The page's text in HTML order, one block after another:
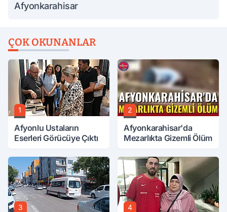
Afyonkarahisar
ÇOK OKUNANLAR
1
Afyonlu Ustaların
Eserleri Görücüye Çıktı
2
Afyonkarahisar'da
Mezarlıkta Gizemli Ölüm
3 4